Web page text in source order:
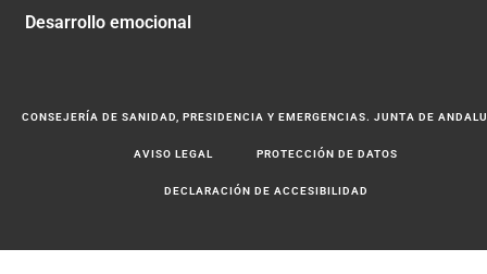
Desarrollo emocional
CONSEJERÍA DE SANIDAD, PRESIDENCIA Y EMERGENCIAS. JUNTA DE
AVISO LEGAL PROTECCIÓN DE DATOS
DECLARACIÓN DE ACCESIBILIDAD